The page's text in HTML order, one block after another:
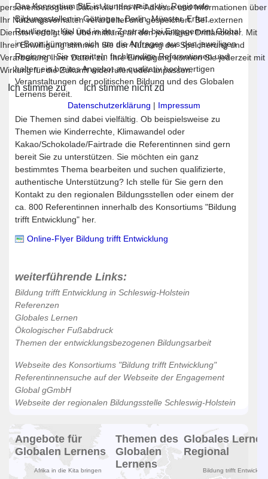
Das Konsortium BtE ist bundesweit aktiv. Regionale
Bildungsstellen in Göttingen, Berlin, Münster, Erfurt,
Reutlingen, Kiel und in der Zentrale bei Engagement Global
in Bonn kümmern sich um die Anfragen aus den jeweiligen
Regionen. Sie vermitteln fachkundige Referentinnen und
halten ein breites Angebot an qualitativ hochwertigen
Veranstaltungen der politischen Bildung und des Globalen
Lernens bereit.
Die Themen sind dabei vielfältig. Ob beispielsweise zu
Themen wie Kinderrechte, Klimawandel oder
Kakao/Schokolade/Fairtrade die Referentinnen sind gern
bereit Sie zu unterstützen. Sie möchten ein ganz
bestimmtes Thema bearbeiten und suchen qualifizierte,
authentische Unterstützung? Ich stelle für Sie gern den
Kontakt zu den regionalen Bildungsstellen oder einem der
ca. 800 Referentinnen innerhalb des Konsortiums "Bildung
trifft Entwicklung" her.
Online-Flyer Bildung trifft Entwicklung
weiterführende Links:
Bildung trifft Entwicklung in Schleswig-Holstein
Referenzen
Globales Lernen
Ökologischer Fußabdruck
Themen der entwicklungsbezogenen Bildungsarbeit
Webseite des Konsortiums "Bildung trifft Entwicklung"
Referentinnensuche auf der Webseite der Engagement
Global gGmbH
Webseite der regionalen Bildungsstelle Schleswig-Holstein
Angebote für
Globalen Lernens
Afrika in die Kita bringen
Themen des
Globalen
Lernens
Globales Lernen
Regional
Bildung trifft
personenbezogene Daten wie Ihre IP-Adresse und Informationen über
Ihr Nutzungsverhalten verarbeitet und gespeichert. Bei externen
Diensten erfolgt die Übermittlung an den jeweiligen Drittanbieter. Mit
Ihrer Einwilligung stimmen Sie der Nutzung der Speicherung und
Verarbeitung Ihrer Daten zu. Ihre Einwilligung können Sie jederzeit mit
Wirkung für die Zukunft widerrufen oder anpassen.
Ich stimme zu Ich stimme nicht zu
Datenschutzerklärung | Impressum